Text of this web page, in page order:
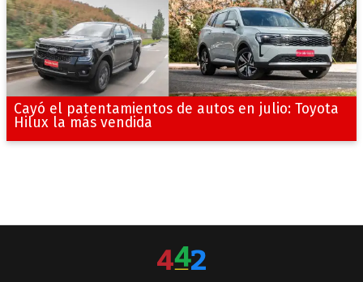
Cayó el patentamientos de autos en julio: Toyota
Hilux la más vendida